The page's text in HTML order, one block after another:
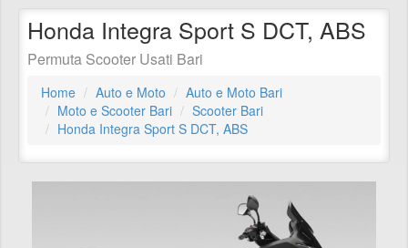
Honda Integra Sport S DCT, ABS
Permuta Scooter Usati Bari
Home Auto e Moto
Auto e Moto Bari
Moto e Scooter Bari
Scooter Bari
Honda Integra Sport S DCT, ABS